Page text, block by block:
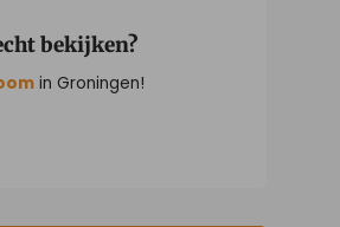
bekijken?
in Groningen!